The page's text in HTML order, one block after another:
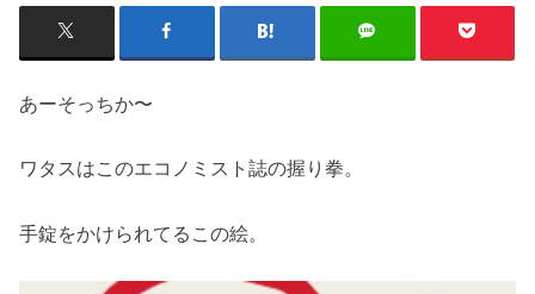
あーそっちか〜
ワタスはこのエコノミスト誌の握り拳。
手錠をかけられてるこの絵。